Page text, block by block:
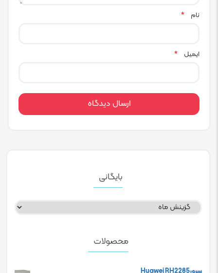
نام *
ایمیل *
بایگانی
بایگانی
محصولات